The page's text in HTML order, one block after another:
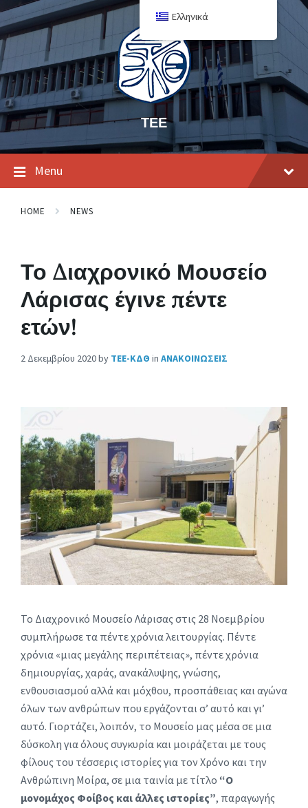
ΤΕΕ
Menu
HOME NEWS
Το Διαχρονικό Μουσείο
Λάρισας έγινε πέντε
ετών!
2 Δεκεμβρίου 2020by ΤΕΕ-ΚΔΘ in ΑΝΑΚΟΙΝΩΣΕΙΣ
Το Διαχρονικό Μουσείο Λάρισας στις 28 Νοεμβρίου
συμπλήρωσε τα πέντε χρόνια λειτουργίας. Πέντε
χρόνια «μιας μεγάλης περιπέτειας», πέντε χρόνια
δημιουργίας, χαράς, ανακάλυψης, γνώσης,
ενθουσιασμού αλλά και μόχθου, προσπάθειας και αγώνα
όλων των ανθρώπων που εργάζονται σ’ αυτό και γι’
αυτό. Γιορτάζει, λοιπόν, το Μουσείο μας μέσα σε μια
δύσκολη για όλους συγκυρία και μοιράζεται με τους
φίλους του τέσσερις ιστορίες για τον Χρόνο και την
Ανθρώπινη Μοίρα, σε μια ταινία με τίτλο “Ο
μονομάχος Φοίβος και άλλες ιστορίες”, παραγωγής
Ελληνικά